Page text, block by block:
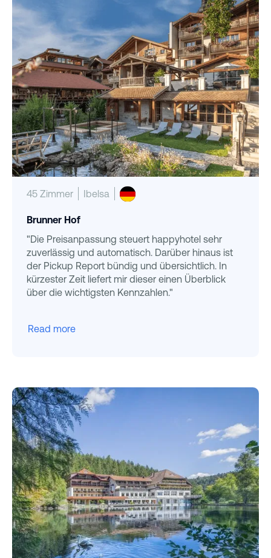
45 Zimmer Ibelsa
Brunner Hof
"Die Preisanpassung steuert happyhotel sehr
zuverlässig und automatisch. Darüber hinaus ist
der Pickup Report bündig und übersichtlich. In
kürzester Zeit liefert mir dieser einen Überblick
über die wichtigsten Kennzahlen."
Read more